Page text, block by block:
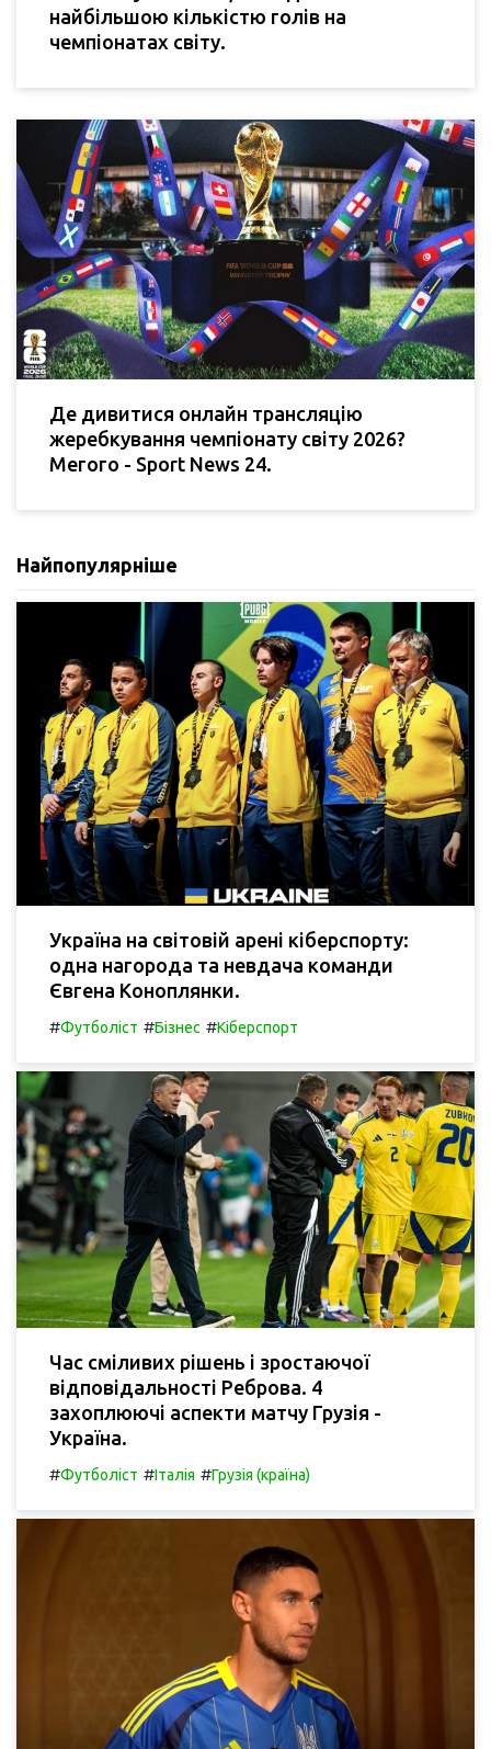
найбільшою кількістю голів на
чемпіонатах світу.
Де дивитися онлайн трансляцію
жеребкування чемпіонату світу 2026?
Мегого - Sport News 24.
Найпопулярніше
Україна на світовій арені кіберспорту:
одна нагорода та невдача команди
Євгена Коноплянки.
#Футболіст #Бізнес #Кіберспорт
Час сміливих рішень і зростаючої
відповідальності Реброва. 4
захоплюючі аспекти матчу Грузія -
Україна.
#Футболіст #Італія #Грузія (країна)